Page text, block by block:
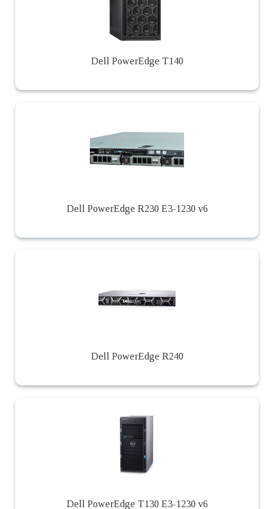
Dell PowerEdge T140
Dell PowerEdge R230 E3-1230 v6
Dell PowerEdge R240
Dell PowerEdge T130 E3-1230 v6